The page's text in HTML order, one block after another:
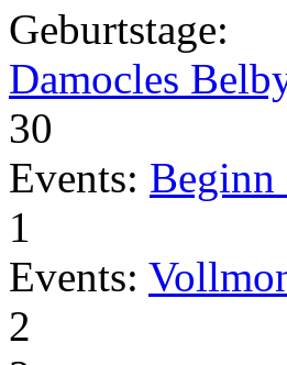
Geburtstage:
Damocles
30
Events: Beginn
1
Events:
2